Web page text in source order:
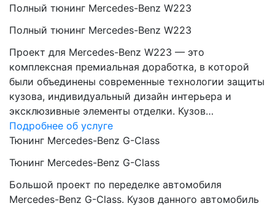
Полный тюнинг Mercedes-Benz W223
Полный тюнинг Mercedes-Benz W223
Проект для Mercedes-Benz W223 — это
комплексная премиальная доработка, в которой
были объединены современные технологии защиты
кузова, индивидуальный дизайн интерьера и
эксклюзивные элементы отделки. Кузов…
Подробнее об услуге
Тюнинг Mercedes-Benz G-Class
Тюнинг Mercedes-Benz G-Class
Большой проект по переделке автомобиля
Mercedes-Benz G-Class. Кузов данного автомобиль